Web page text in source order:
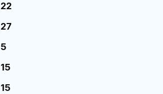
22
27
5
15
15